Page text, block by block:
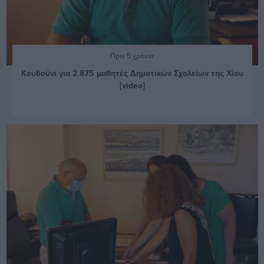
Πριν 5 χρόνια
Κουδούνι για 2.875 μαθητές Δημοτικών Σχολείων της Χίου
[video]